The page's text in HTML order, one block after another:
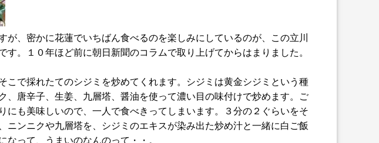
、密かに花蓮でいちばん食べるのを楽しみにしているのが、この立川
。１０年ほど前に朝日新聞のコラムで取り上げてからはまりました。
で採れたてのシジミを炒めてくれます。シジミは黄金シジミという種
、唐辛子、生姜、九層塔、醤油を使って濃い目の味付けで炒めます。ご
にも美味しいので、一人で食べきってしまいます。３分の２ぐらいをそ
ニンニクや九層塔を、シジミのエキスが染み出た炒め汁と一緒に白ご飯
って、うまいのなんのって・・。